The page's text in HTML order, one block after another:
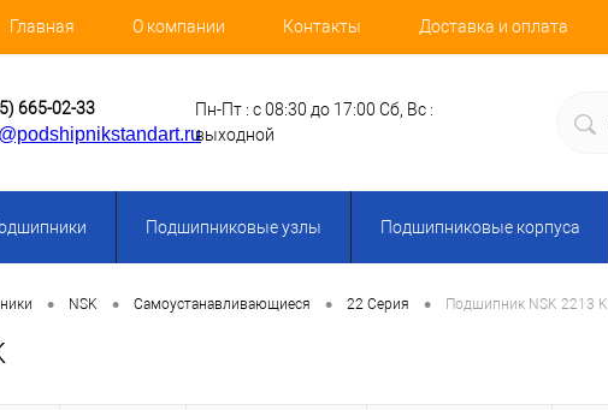
Главная О компании Контакты Доставка и оплата
665-02-33 Пн-Пт : с 08:30 до 17:00 Сб, Вс :
выходной
Подшипниковые узлы Подшипниковые корпуса
• NSK • Самоустанавливающиеся • 22 Серия • Подшипник NSK 2213 K